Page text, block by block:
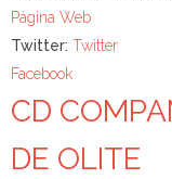
Página Web
Twitter: Twitter
Facebook
CD
DE OLITE